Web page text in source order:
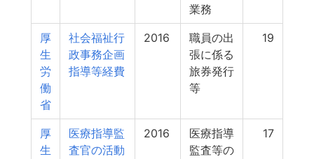
業務
厚
生
労
働
省
社会福祉行
政事務企画
指導等経費
2016
職員の出
張に係る
旅券発行
等
19
厚
生
医療指導監
査官の活動
2016
医療指導
監査等の
17